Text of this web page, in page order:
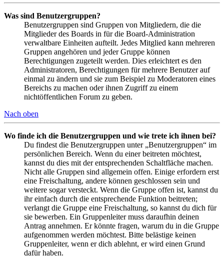
Was sind Benutzergruppen?
Benutzergruppen sind Gruppen von Mitgliedern, die die
Mitglieder des Boards in für die Board-Administration
verwaltbare Einheiten aufteilt. Jedes Mitglied kann mehreren
Gruppen angehören und jeder Gruppe können
Berechtigungen zugeteilt werden. Dies erleichtert es den
Administratoren, Berechtigungen für mehrere Benutzer auf
einmal zu ändern und sie zum Beispiel zu Moderatoren eines
Bereichs zu machen oder ihnen Zugriff zu einem
nichtöffentlichen Forum zu geben.
Nach oben
Wo finde ich die Benutzergruppen und wie trete ich ihnen bei?
Du findest die Benutzergruppen unter „Benutzergruppen“ im
persönlichen Bereich. Wenn du einer beitreten möchtest,
kannst du dies mit der entsprechenden Schaltfläche machen.
Nicht alle Gruppen sind allgemein offen. Einige erfordern erst
eine Freischaltung, andere können geschlossen sein und
weitere sogar versteckt. Wenn die Gruppe offen ist, kannst du
ihr einfach durch die entsprechende Funktion beitreten;
verlangt die Gruppe eine Freischaltung, so kannst du dich für
sie bewerben. Ein Gruppenleiter muss daraufhin deinen
Antrag annehmen. Er könnte fragen, warum du in die Gruppe
aufgenommen werden möchtest. Bitte belästige keinen
Gruppenleiter, wenn er dich ablehnt, er wird einen Grund
dafür haben.